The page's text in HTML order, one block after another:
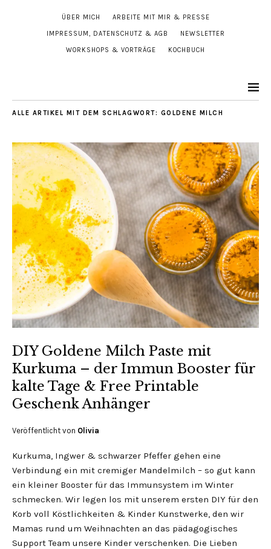
ÜBER MICH ARBEITE MIT MIR & PRESSE
IMPRESSUM, DATENSCHUTZ & AGB NEWSLETTER
WORKSHOPS & VORTRÄGE KOCHBUCH
ALLE ARTIKEL MIT DEM SCHLAGWORT: GOLDENE MILCH
DIY Goldene Milch Paste mit
Kurkuma – der Immun Booster für
kalte Tage & Free Printable
Geschenk Anhänger
Veröffentlicht von Olivia
Kurkuma, Ingwer & schwarzer Pfeffer gehen eine
Verbindung ein mit cremiger Mandelmilch – so gut kann
ein kleiner Booster für das Immunsystem im Winter
schmecken. Wir legen los mit unserem ersten DIY für den
Korb voll Köstlichkeiten & Kinder Kunstwerke, den wir
Mamas rund um Weihnachten an das pädagogisches
Support Team unsere Kinder verschenken. Die Lieben